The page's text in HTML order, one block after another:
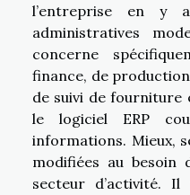
l’entreprise en y
administratives
concerne
finance, de
de suivi de fourniture
le logiciel ERP
informations. Mieux,
modifiées au besoin
secteur d’activité. Il